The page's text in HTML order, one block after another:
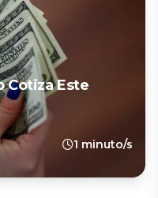
Cotiza Este
1 minuto/s